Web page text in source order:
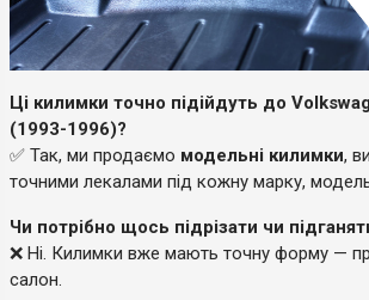
Ці килимки точно підійдуть до
(1993-1996)?
✅ Так, ми продаємо модельні килимки,
точними лекалами під кожну марку, модель
Чи потрібно щось підрізати чи
❌ Ні. Килимки вже мають точну форму —
салон.